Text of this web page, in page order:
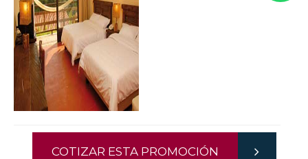
COTIZAR ESTA PROMOCIÓN